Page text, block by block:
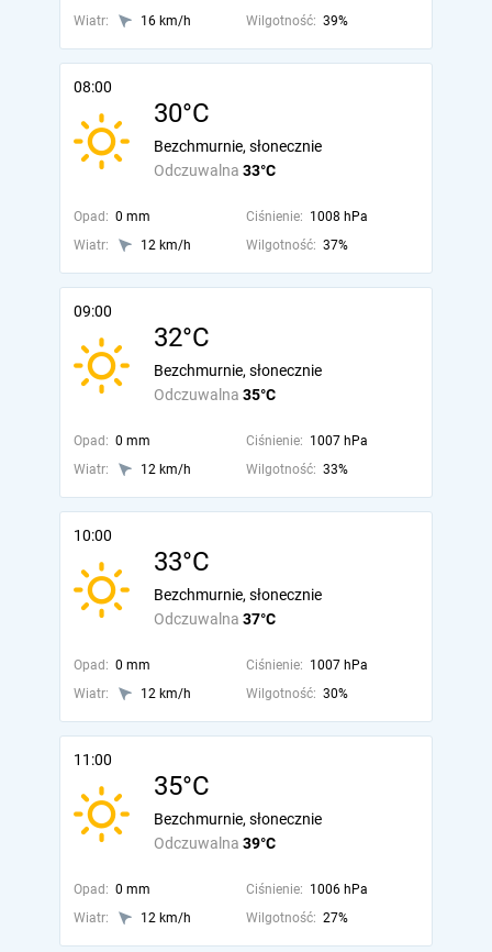
Wiatr: 16 km/h Wilgotność: 39%
08:00
30°C
Odczuwalna 33°C
Bezchmurnie, słonecznie
Opad: 0 mm Ciśnienie: 1008 hPa
Wiatr:
12 km/h Wilgotność: 37%
09:00
32°C
Odczuwalna 35°C
Bezchmurnie, słonecznie
Opad: 0 mm Ciśnienie: 1007 hPa
Wiatr:
12 km/h Wilgotność: 33%
10:00
33°C
Odczuwalna 37°C
Bezchmurnie, słonecznie
Opad: 0 mm Ciśnienie: 1007 hPa
Wiatr:
12 km/h Wilgotność: 30%
11:00
35°C
Odczuwalna 39°C
Bezchmurnie, słonecznie
Opad: 0 mm Ciśnienie: 1006 hPa
Wiatr:
12 km/h Wilgotność: 27%